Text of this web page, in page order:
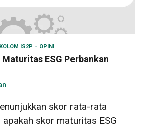
KOLOM IS2P OPINI
ESG Perbankan
skor rata-rata
apakah skor maturitas ESG